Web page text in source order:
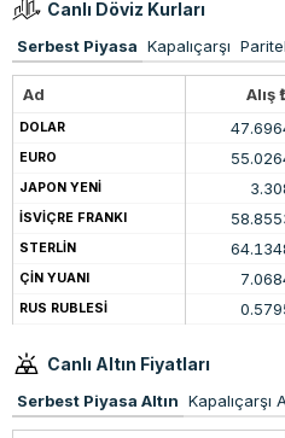
Canlı Döviz Kurları
Serbest Piyasa Kapalıçarşı
Ad Alış
DOLAR
EURO
JAPON YENİ
İSVİÇRE FRANKI
STERLİN
ÇİN YUANI
RUS RUBLESİ
Canlı Altın Fiyatları
Serbest Piyasa Altın Kapalıçarşı